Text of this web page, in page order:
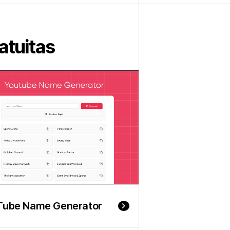
Name Generator keyboard_arrow_right